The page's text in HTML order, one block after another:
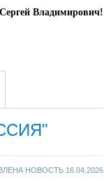
Владимирович!
НОВОСТЬ 16.04.2026